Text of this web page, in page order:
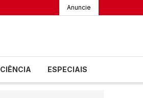
Anuncie
CIÊNCIA ESPECIAIS